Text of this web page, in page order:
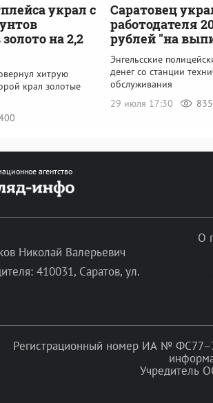
украл с
на 2,2
хитрую
крал золотые
Саратовец
работодателя
рублей "на
Энгельсские
денег со станции
обслуживания
29 июля 17:30
835
агентство
Николай Валерьевич
410031, Саратов, ул.
О
Регистрационный номер ИА №
Учредитель